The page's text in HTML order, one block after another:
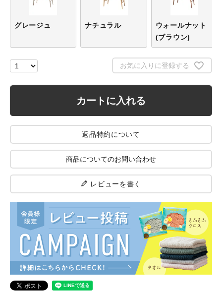
グレージュ ナチュラル
ウォールナット
(ブラウン)
お気に入りに登録する
カートに入れる
返品特約について
商品についてのお問い合わせ
レビューを書く